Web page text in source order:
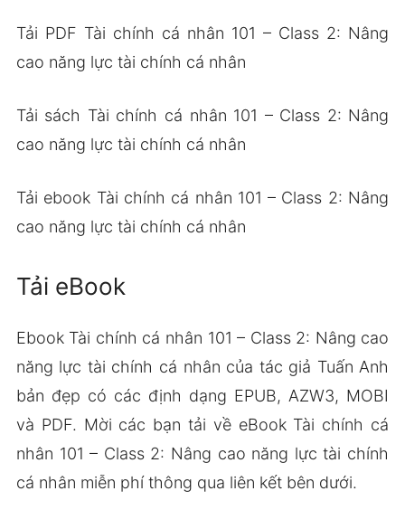
Tải PDF Tài chính cá nhân 101 – Class 2: Nâng
cao năng lực tài chính cá nhân
Tải sách Tài chính cá nhân 101 – Class 2: Nâng
cao năng lực tài chính cá nhân
Tải ebook Tài chính cá nhân 101 – Class 2: Nâng
cao năng lực tài chính cá nhân
Tải eBook
Ebook Tài chính cá nhân 101 – Class 2: Nâng cao
năng lực tài chính cá nhân của tác giả Tuấn Anh
bản đẹp có các định dạng EPUB, AZW3, MOBI
và PDF. Mời các bạn tải về eBook Tài chính cá
nhân 101 – Class 2: Nâng cao năng lực tài chính
cá nhân miễn phí thông qua liên kết bên dưới.